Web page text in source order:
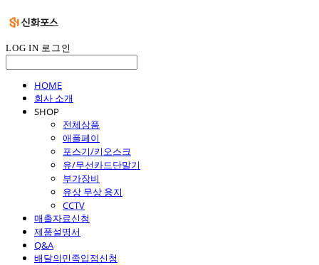
LOG IN 로그인
HOME
회사 소개
SHOP
전체상품
애플페이
포스기/키오스크
유/무선카드단말기
부가장비
유상 무상 용지
CCTV
매출자료신청
제품설명서
Q&A
배달의민족입점신청